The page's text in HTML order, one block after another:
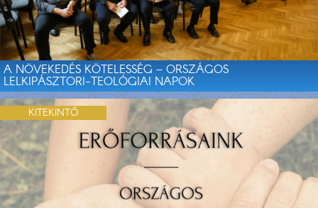
A NÖVEKEDÉS KÖTELESSÉG – ORSZÁGOS
LELKIPÁSZTORI-TEOLÓGIAI NAPOK
KITEKINTŐ